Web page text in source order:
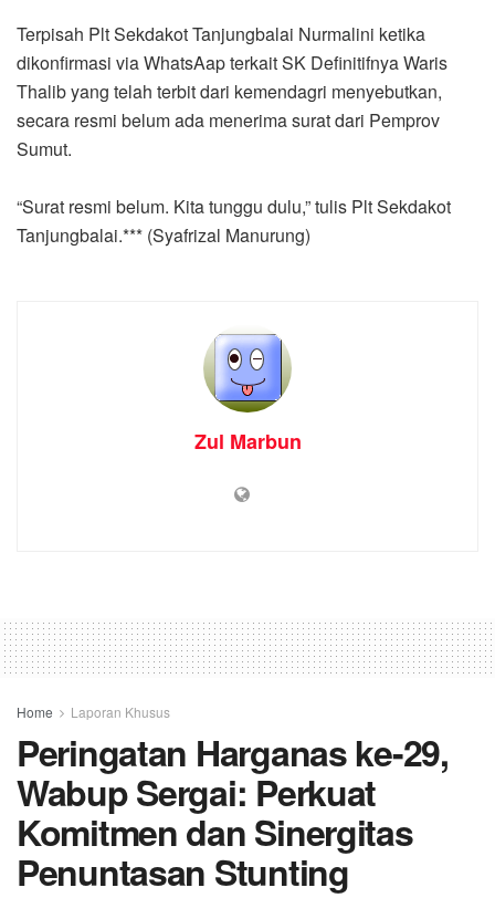
Terpisah Plt Sekdakot Tanjungbalai Nurmalini ketika
dikonfirmasi via WhatsAap terkait SK Definitifnya Waris
Thalib yang telah terbit dari kemendagri menyebutkan,
secara resmi belum ada menerima surat dari Pemprov
Sumut.
“Surat resmi belum. Kita tunggu dulu,” tulis Plt Sekdakot
Tanjungbalai.*** (Syafrizal Manurung)
Zul Marbun
Home Laporan Khusus
Peringatan Harganas ke-29,
Wabup Sergai: Perkuat
Komitmen dan Sinergitas
Penuntasan Stunting